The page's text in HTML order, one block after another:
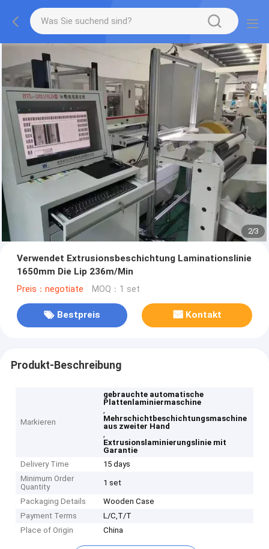
2/3
Verwendet Extrusionsbeschichtung Laminationslinie
1650mm Die Lip 236m/Min
Preis：negotiate MOQ：1 set
Bestpreis Kontakt
Produkt-Beschreibung
Markieren
gebrauchte automatische
Plattenlaminiermaschine
,
Mehrschichtbeschichtungsmaschine
aus zweiter Hand
,
Extrusionslaminierungslinie mit
Garantie
Delivery Time
15 days
Minimum Order
Quantity
1 set
Packaging Details
Wooden Case
Payment Terms
L/C,T/T
Place of Origin
China